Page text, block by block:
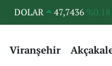
DOLAR 47,7436 %0.18
STERLİN
64,4811 %0.38
Viranşehir